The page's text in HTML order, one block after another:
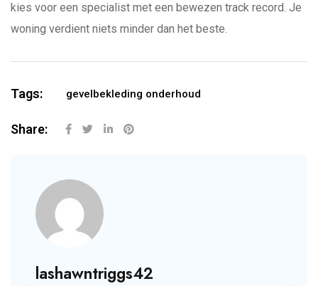
kies voor een specialist met een bewezen track record. Je
woning verdient niets minder dan het beste.
Tags: gevelbekleding onderhoud
Share:
lashawntriggs42